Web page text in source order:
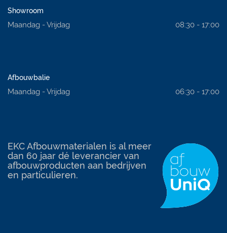
Showroom
Maandag - Vrijdag 08:30 - 17:00
Afbouwbalie
Maandag - Vrijdag 06:30 - 17:00
EKC Afbouwmaterialen is al meer
dan 60 jaar dé leverancier van
afbouwproducten aan bedrijven
en particulieren.